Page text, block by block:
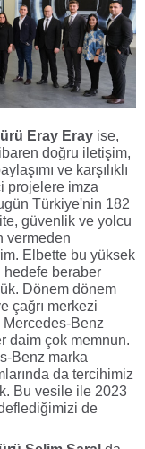
Eray Eray ise,
doğru iletişim,
ve karşılıklı
projelere imza
Türkiye'nin 182
güvenlik ve yolcu
vermeden
Elbette bu yüksek
hedefe beraber
Dönem dönem
çağrı merkezi
Mercedes-Benz
daim çok memnun.
Benz marka
da tercihimiz
Bu vesile ile 2023
de